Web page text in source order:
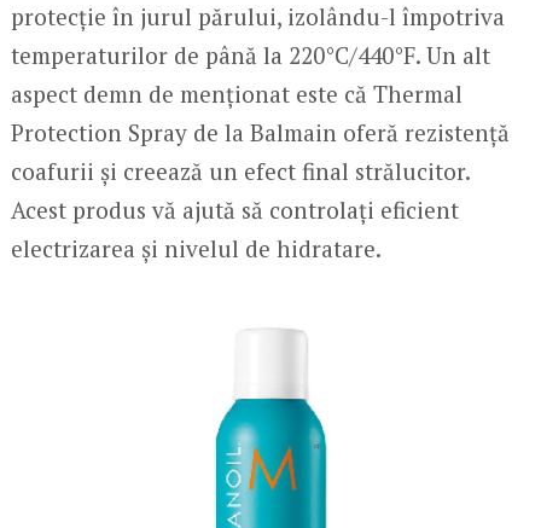
protecție în jurul părului, izolându-l împotriva
temperaturilor de până la 220°C/440°F. Un alt
aspect demn de menționat este că Thermal
Protection Spray de la Balmain oferă rezistență
coafurii și creează un efect final strălucitor.
Acest produs vă ajută să controlați eficient
electrizarea și nivelul de hidratare.